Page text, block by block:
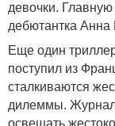
девочки.
дебютантка Анна
Еще один
поступил из
сталкиваются
дилеммы.